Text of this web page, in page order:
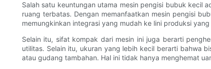
Salah satu keuntungan utama mesin pengisi bubuk kecil
ruang terbatas. Dengan memanfaatkan mesin pengisi
memungkinkan integrasi yang mudah ke lini produksi
Selain itu, sifat kompak dari mesin ini juga berarti
utilitas. Selain itu, ukuran yang lebih kecil berarti bahwa
atau gudang tambahan. Hal ini tidak hanya menghemat